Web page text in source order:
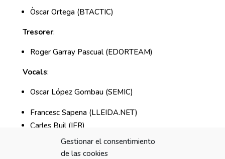
Gestionar el consentimiento
de las cookies
Òscar Ortega (BTACTIC)
Tresorer:
Roger Garray Pascual (EDORTEAM)
Vocals:
Oscar López Gombau (SEMIC)
Francesc Sapena (LLEIDA.NET)
Carles Buil (IFR)
President honorífic: